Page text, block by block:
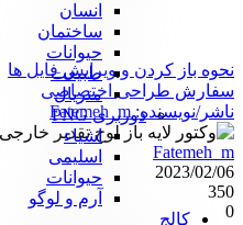
انسان
ساختمان
حیوانات
طبیعت
متریال
دوربری PNG
اشیاء
اسلیمی
حیوانات
آرم و لوگو
کالج
نحوه باز کردن و ویرایش فایل ها
سفارش طراحی اختصاصی
ناشر/نویسنده:Fatemeh_m
Fatemeh_m
2023/02/06
350
0